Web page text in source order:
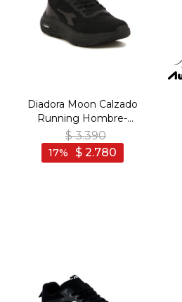
Diadora Moon Calzado
Running Hombre-
Negro/Negro - Negro-
Negro
$ 3.390
$ 2.780
17